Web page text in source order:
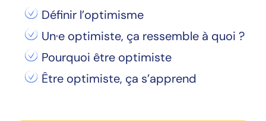
Définir l’optimisme
Un·e optimiste, ça ressemble à quoi ?
Pourquoi être optimiste
Être optimiste, ça s’apprend